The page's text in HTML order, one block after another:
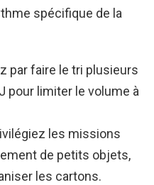
spécifique de la
par faire le tri plusieurs
pour limiter le volume à
les missions
de petits objets,
les cartons.